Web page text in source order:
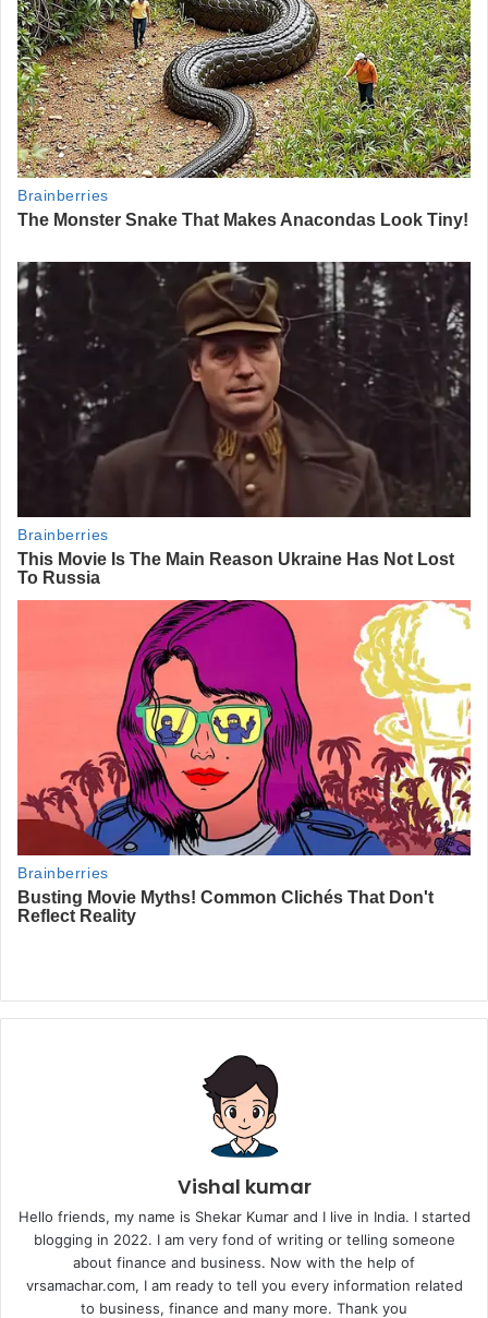
Vishal kumar
Hello friends, my name is Shekar Kumar and I live in India. I started
blogging in 2022. I am very fond of writing or telling someone
about finance and business. Now with the help of
vrsamachar.com, I am ready to tell you every information related
to business, finance and many more. Thank you